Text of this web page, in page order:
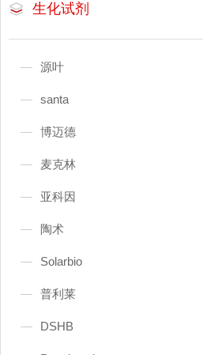
生化试剂
源叶
santa
博迈德
麦克林
亚科因
陶术
Solarbio
普利莱
DSHB